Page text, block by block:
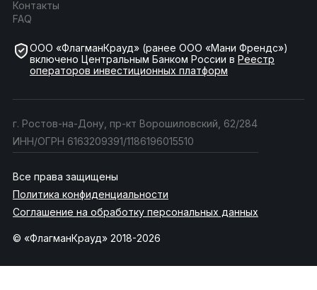
Контакты
FAQ
ООО «ФлагманКрауд» (ранее ООО «Мани Френдс»)
включено Центральным Банком России в Реестр
операторов инвестиционных платформ
г. Ростов-на-Дону, пр-кт Ворошиловский, 62/284
ИНН/ОГРН 6163209391/1186196015510
Все права защищены
Политика конфиденциальности
Соглашение на обработку персональных данных
© «ФлагманКрауд» 2018-2026